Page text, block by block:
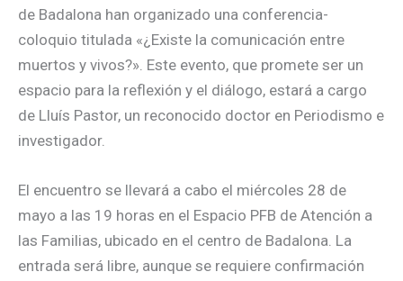
de Badalona han organizado una conferencia-
coloquio titulada «¿Existe la comunicación entre
muertos y vivos?». Este evento, que promete ser un
espacio para la reflexión y el diálogo, estará a cargo
de Lluís Pastor, un reconocido doctor en Periodismo e
investigador.
El encuentro se llevará a cabo el miércoles 28 de
mayo a las 19 horas en el Espacio PFB de Atención a
las Familias, ubicado en el centro de Badalona. La
entrada será libre, aunque se requiere confirmación